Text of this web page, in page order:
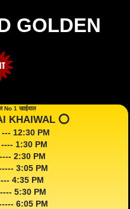
GOLDEN
No 1 खाईवाल
KHAIWAL ⭕️
--- 12:30 PM
---- 1:30 PM
2:30 PM
------ 3:05 PM
4:35 PM
5:30 PM
6:05 PM